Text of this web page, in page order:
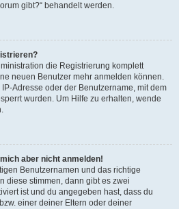
gibt?“ behandelt werden.
die Registrierung komplett
neuen Benutzer mehr anmelden können.
Adresse oder der Benutzername, mit dem
wurden. Um Hilfe zu erhalten, wende
aber nicht anmelden!
Benutzernamen und das richtige
diese stimmen, dann gibt es zwei
ist und du angegeben hast, dass du
einer deiner Eltern oder deiner